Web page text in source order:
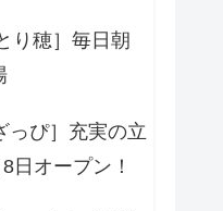
り穂］毎日朝
っぴ］充実の立
日オープン！